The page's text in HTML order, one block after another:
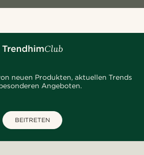
neuen Produkten, aktuellen Trends
Angeboten.
BEITRETEN